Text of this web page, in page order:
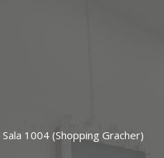
1004 (Shopping Gracher)